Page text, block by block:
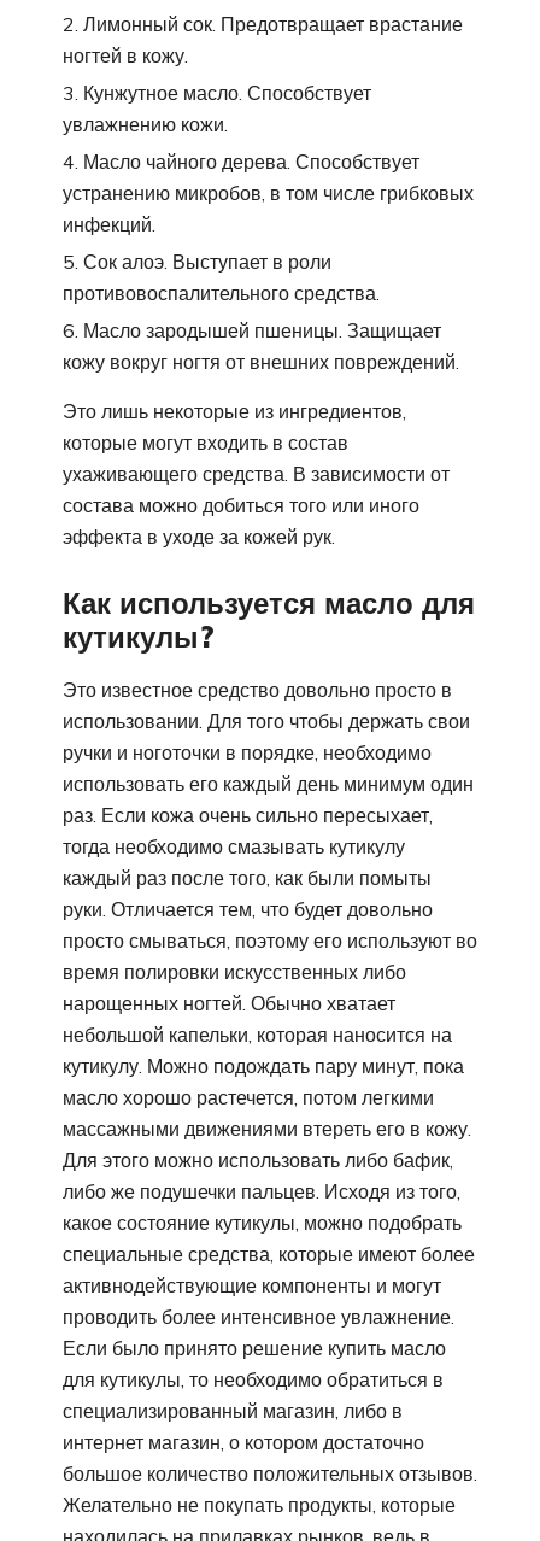
Лимонный сок. Предотвращает врастание
ногтей в кожу.
Кунжутное масло. Способствует
увлажнению кожи.
Масло чайного дерева. Способствует
устранению микробов, в том числе грибковых
инфекций.
Сок алоэ. Выступает в роли
противовоспалительного средства.
Масло зародышей пшеницы. Защищает
кожу вокруг ногтя от внешних повреждений.
Это лишь некоторые из ингредиентов,
которые могут входить в состав
ухаживающего средства. В зависимости от
состава можно добиться того или иного
эффекта в уходе за кожей рук.
Как используется масло для
кутикулы?
Это известное средство довольно просто в
использовании. Для того чтобы держать свои
ручки и ноготочки в порядке, необходимо
использовать его каждый день минимум один
раз. Если кожа очень сильно пересыхает,
тогда необходимо смазывать кутикулу
каждый раз после того, как были помыты
руки. Отличается тем, что будет довольно
просто смываться, поэтому его используют во
время полировки искусственных либо
нарощенных ногтей. Обычно хватает
небольшой капельки, которая наносится на
кутикулу. Можно подождать пару минут, пока
масло хорошо растечется, потом легкими
массажными движениями втереть его в кожу.
Для этого можно использовать либо бафик,
либо же подушечки пальцев. Исходя из того,
какое состояние кутикулы, можно подобрать
специальные средства, которые имеют более
активнодействующие компоненты и могут
проводить более интенсивное увлажнение.
Если было принято решение купить масло
для кутикулы, то необходимо обратиться в
специализированный магазин, либо в
интернет магазин, о котором достаточно
большое количество положительных отзывов.
Желательно не покупать продукты, которые